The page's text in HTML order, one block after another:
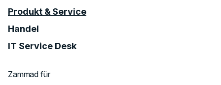
Produkt & Service
Handel
IT Service Desk
Zammad für